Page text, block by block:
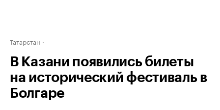
Татарстан
В Казани появились билеты
на исторический фестиваль в
Болгаре